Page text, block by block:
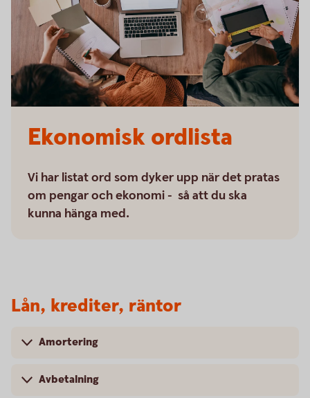
Ekonomisk ordlista
Vi har listat ord som dyker upp när det pratas
om pengar och ekonomi - så att du ska
kunna hänga med.
Lån, krediter, räntor
Amortering
Avbetalning